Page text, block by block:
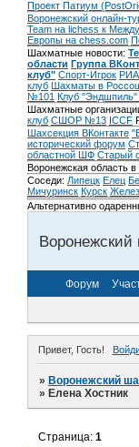
Проект Патиум
Воронежский онлайн-
Team на lichess к
Европы на chess.com
Шахматные новости:
области Группа
клуб" Спорт-Игрок РИА
клуб Шахматы в
№101 Клуб
Шахматные
клуб СШОР №13 ICCF
Шахсекция ВКонтакте
исторический форум
областной ШФ Старый
Воронежская область
Соседи: Липецк Елец
Мичуринск Курск
Альтернативно
Форум
Привет, Гость!
»Воронежский
»Елена Хостник
Страница:1